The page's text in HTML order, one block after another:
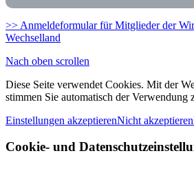
>> Anmeldeformular für Mitglieder der
Wechselland
Nach oben scrollen
Diese Seite verwendet Cookies. Mit der
stimmen Sie automatisch der Verwendung
Einstellungen akzeptierenNicht akzeptieren
Cookie- und